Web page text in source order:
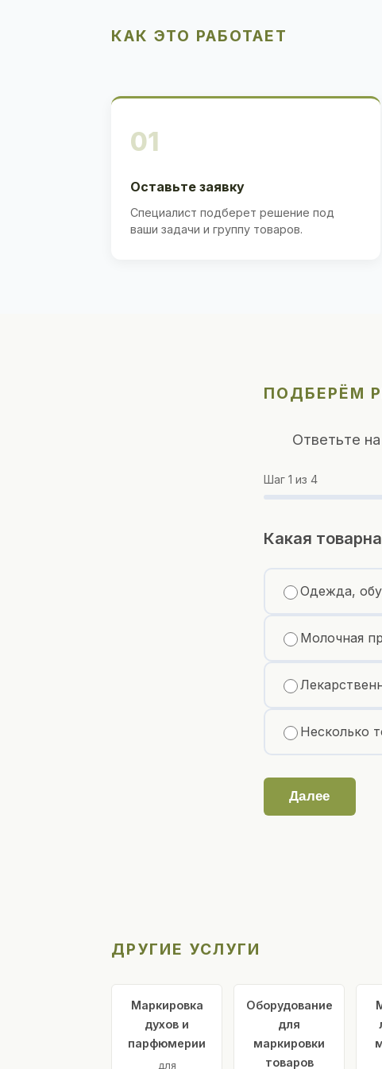
КАК ЭТО РАБОТАЕТ
01
Оставьте заявку
Специалист подберет решение под
ваши задачи и группу товаров.
ПОДБЕРЁМ
Ответьте
Шаг 1 из 4
Какая
Одежда,
Молочная
Несколько
Далее
ДРУГИЕ УСЛУГИ
Маркировка
духов и
парфюмерии
для
Оборудование
для
маркировки
товаров